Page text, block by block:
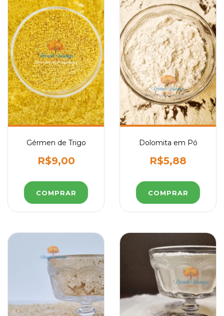
Gérmen de Trigo
R$9,00
COMPRAR
Dolomita em Pó
R$5,88
COMPRAR